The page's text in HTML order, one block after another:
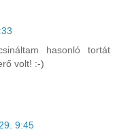
hasonló tortát
volt! :-)
9:45